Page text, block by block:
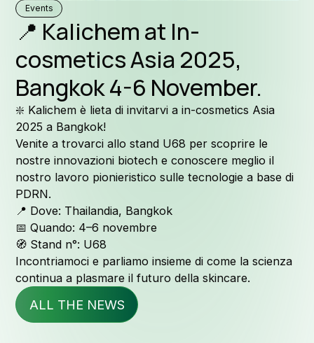
Why
Events
📍 Kalichem at In-
cosmetics Asia 2025,
Bangkok 4-6 November.
❇️ Kalichem è lieta di invitarvi a in-cosmetics Asia
2025 a Bangkok!
Venite a trovarci allo stand U68 per scoprire le
nostre innovazioni biotech e conoscere meglio il
nostro lavoro pionieristico sulle tecnologie a base di
PDRN.
📍 Dove: Thailandia, Bangkok
📅 Quando: 4–6 novembre
🧭 Stand n°: U68
Incontriamoci e parliamo insieme di come la scienza
continua a plasmare il futuro della skincare.
ALL THE NEWS